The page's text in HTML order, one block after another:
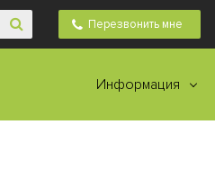
Перезвонить мне
Информация